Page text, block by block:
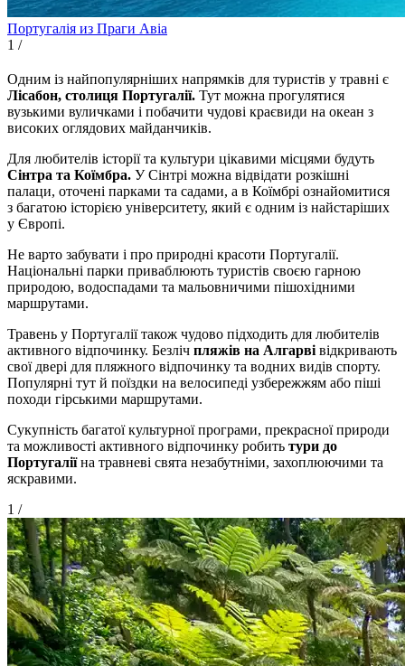
Португалія из Праги Авіа
1 /
Одним із найпопулярніших напрямків для туристів у травні є
Лісабон, столиця Португалії. Тут можна прогулятися
вузькими вуличками і побачити чудові краєвиди на океан з
високих оглядових майданчиків.
Для любителів історії та культури цікавими місцями будуть
Сінтра та Коїмбра. У Сінтрі можна відвідати розкішні
палаци, оточені парками та садами, а в Коїмбрі ознайомитися
з багатою історією університету, який є одним із найстаріших
у Європі.
Не варто забувати і про природні красоти Португалії.
Національні парки приваблюють туристів своєю гарною
природою, водоспадами та мальовничими пішохідними
маршрутами.
Травень у Португалії також чудово підходить для любителів
активного відпочинку. Безліч пляжів на Алгарві відкривають
свої двері для пляжного відпочинку та водних видів спорту.
Популярні тут й поїздки на велосипеді узбережжям або піші
походи гірськими маршрутами.
Сукупність багатої культурної програми, прекрасної природи
та можливості активного відпочинку робить тури до
Португаліїна травневі свята незабутніми, захоплюючими та
яскравими.
1 /